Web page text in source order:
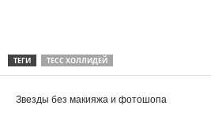
ТЕГИ ТЕСС ХОЛЛИДЕЙ
Звезды без макияжа и фотошопа